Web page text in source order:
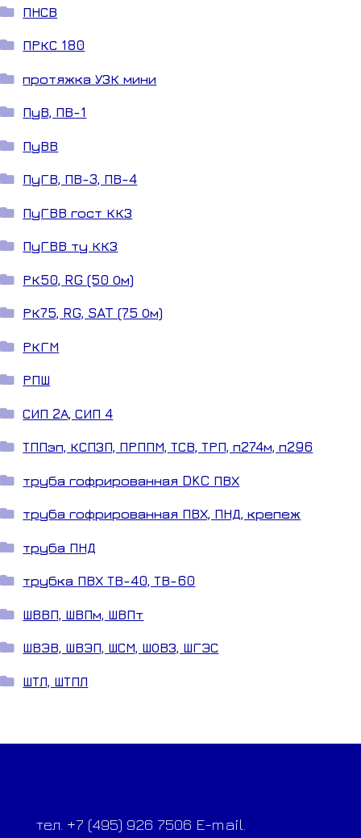
ПНСВ
ПРКС 180
протяжка УЗК мини
ПуВ, ПВ-1
ПуВВ
ПуГВ, ПВ-3, ПВ-4
ПуГВВ гост ККЗ
ПуГВВ ту ККЗ
РК50, RG (50 Ом)
РК75, RG, SAT (75 Ом)
РКГМ
РПШ
СИП 2А, СИП 4
ТППэп, КСПЗП, ПРППМ, ТСВ, ТРП, п274м, п296
труба гофрированная DKC ПВХ
труба гофрированная ПВХ, ПНД, крепеж
труба ПНД
трубка ПВХ ТВ-40, ТВ-60
ШВВП, ШВПм, ШВПт
ШВЭВ, ШВЭП, ШСМ, ШОВЗ, ШГЭС
ШТЛ, ШТПЛ
тел. +7 (495) 926 7506 E-mail.